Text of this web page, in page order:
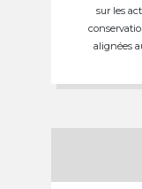
sur les
alignées